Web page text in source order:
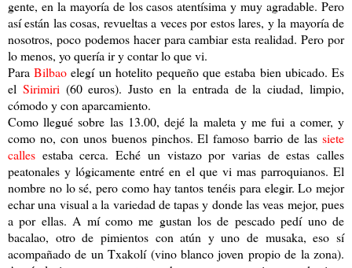
gente, en la mayoría de los casos atentísima y muy agradable. Pero
así están las cosas, revueltas a veces por estos lares, y la mayoría de
nosotros, poco podemos hacer para cambiar esta realidad. Pero por
lo menos, yo quería ir y contar lo que vi.
ParaBilbao elegí un hotelito pequeño que estaba bien ubicado. Es
el Sirimiri (60 euros). Justo en la entrada de la ciudad, limpio,
cómodo y con aparcamiento.
Como llegué sobre las 13.00, dejé la maleta y me fui a comer, y
como no, con unos buenos pinchos. El famoso barrio de las siete
calles estaba cerca. Eché un vistazo por varias de estas calles
peatonales y lógicamente entré en el que vi mas parroquianos. El
nombre no lo sé, pero como hay tantos tenéis para elegir. Lo mejor
echar una visual a la variedad de tapas y donde las veas mejor, pues
a por ellas. A mí como me gustan los de pescado pedí uno de
bacalao, otro de pimientos con atún y uno de musaka, eso sí
acompañado de un Txakolí (vino blanco joven propio de la zona).